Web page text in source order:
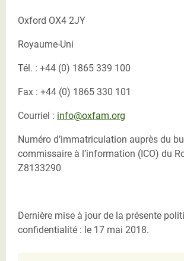
Oxford OX4 2JY
Royaume-Uni
Tél. : +44 (0) 1865 339 100
Fax : +44 (0) 1865 330 101
Courriel : info@oxfam.org
Numéro d’immatriculation auprès du
commissaire à l’information (ICO) du
Z8133290
Dernière mise à jour de la présente
confidentialité : le 17 mai 2018.